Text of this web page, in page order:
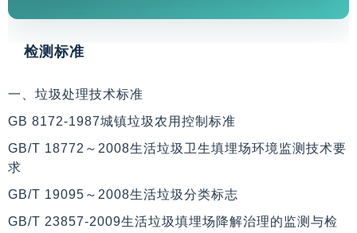
检测标准
一、垃圾处理技术标准
GB 8172-1987城镇垃圾农用控制标准
GB/T 18772～2008生活垃圾卫生填埋场环境监测技术要
求
GB/T 19095～2008生活垃圾分类标志
GB/T 23857-2009生活垃圾填埋场降解治理的监测与检